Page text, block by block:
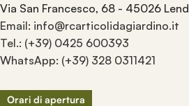
Via San Francesco, 68 - 45026
Email: info@rcarticolidagiardino.it
Tel.: (+39) 0425 600393
WhatsApp: (+39) 328 0311421
Orari di apertura